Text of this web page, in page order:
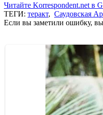
Читайте Korrespondent.net в
ТЕГИ: теракт, Саудовская
Если вы заметили ошибку,